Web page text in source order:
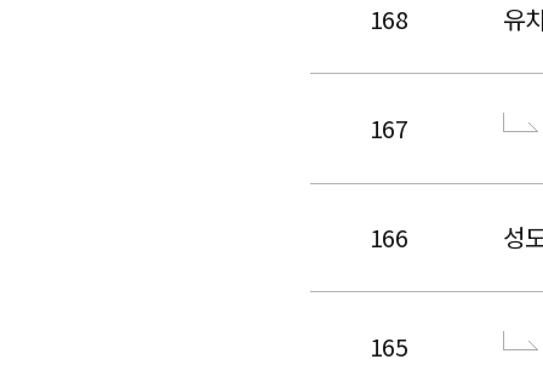
168 유
167
166 성
165